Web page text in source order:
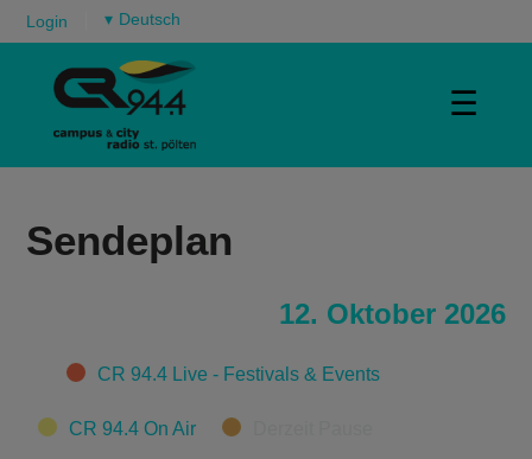
Login ▾
☰
Sendeplan
12. Oktober 2026
CategoriesCR 94.4 Live - Festivals & Events
CR 94.4 On Air